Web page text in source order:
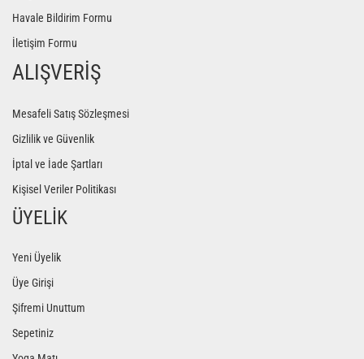
Havale Bildirim Formu
İletişim Formu
ALIŞVERİŞ
Mesafeli Satış Sözleşmesi
Gizlilik ve Güvenlik
İptal ve İade Şartları
Kişisel Veriler Politikası
ÜYELİK
Yeni Üyelik
Üye Girişi
Şifremi Unuttum
Sepetiniz